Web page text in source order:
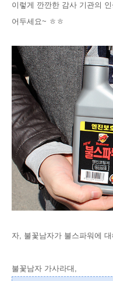
이렇게 깐깐한 감사 기관의
어두세요~ ㅎㅎ
자, 불꽃남자가 불스파워에
불꽃남자 가사라대,